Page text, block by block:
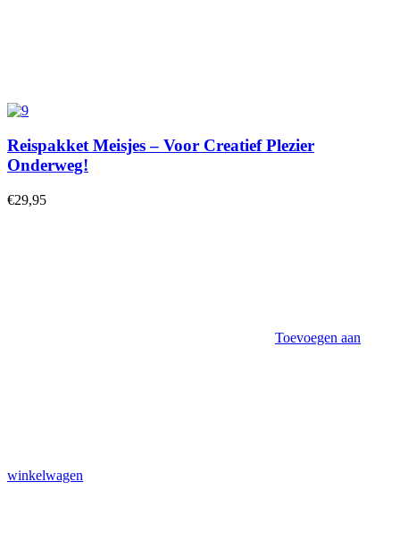
Reispakket Meisjes – Voor Creatief Plezier
Onderweg!
€29,95
Toevoegen aan
winkelwagen